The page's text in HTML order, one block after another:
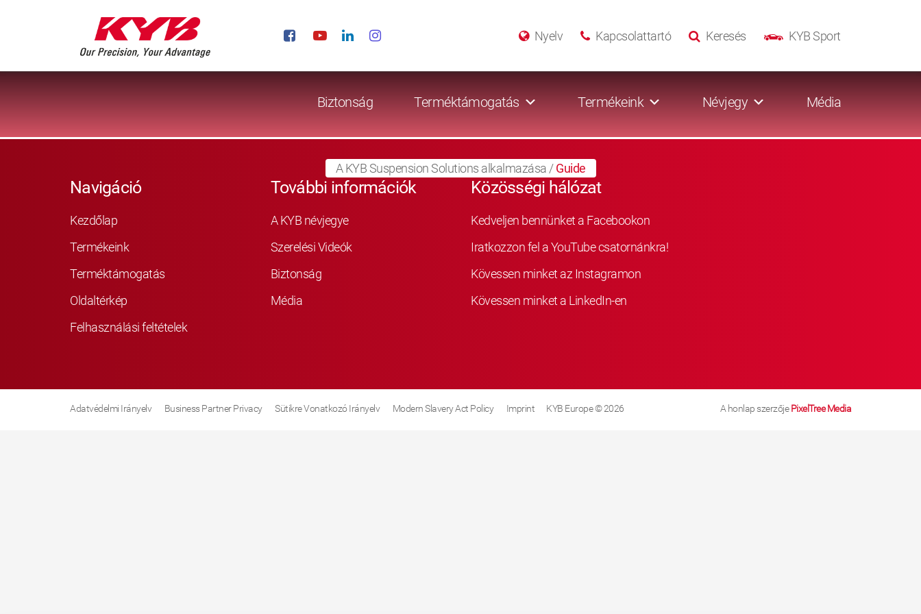
KYB Sport
Keresés
Kapcsolattartó
Nyelv
Biztonság Terméktámogatás Termékeink Névjegy Média
A KYB Suspension Solutions alkalmazása /Guide
Navigáció
Kezdőlap
Termékeink
Terméktámogatás
Oldaltérkép
Felhasználási feltételek
További információk
A KYB névjegye
Szerelési Videók
Biztonság
Média
Közösségi hálózat
Kedveljen bennünket a Facebookon
Iratkozzon fel a YouTube csatornánkra!
Kövessen minket az Instagramon
Kövessen minket a LinkedIn-en
Adatvédelmi Irányelv Business Partner Privacy Sütikre Vonatkozó Irányelv Modern Slavery Act Policy Imprint KYB Europe © 2026 A honlap szerzőjePixelTree Media